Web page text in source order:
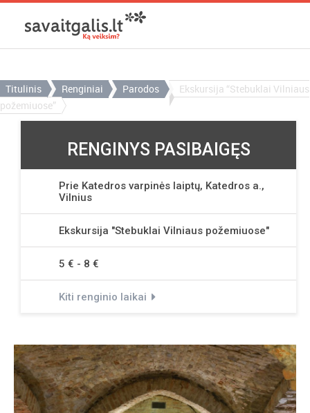
Titulinis Renginiai Parodos
Ekskursija “Stebuklai Vilniaus
požemiuose”
RENGINYS PASIBAIGĘS
Prie Katedros varpinės laiptų, Katedros a.,
Vilnius
Ekskursija "Stebuklai Vilniaus požemiuose"
5 € - 8 €
Kiti renginio laikai